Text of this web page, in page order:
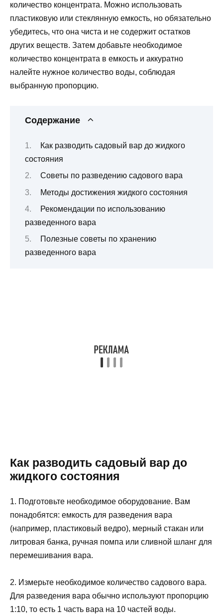
количество концентрата. Можно использовать
пластиковую или стеклянную емкость, но обязательно
убедитесь, что она чиста и не содержит остатков
других веществ. Затем добавьте необходимое
количество концентрата в емкость и аккуратно
налейте нужное количество воды, соблюдая
выбранную пропорцию.
Содержание
Как разводить садовый вар до жидкого
состояния
Советы по разведению садового вара
Методы достижения жидкого состояния
Рекомендации по использованию
разведенного вара
Полезные советы по хранению
разведенного вара
Как разводить садовый вар до
жидкого состояния
1. Подготовьте необходимое оборудование. Вам
понадобятся: емкость для разведения вара
(например, пластиковый ведро), мерный стакан или
литровая банка, ручная помпа или сливной шланг для
перемешивания вара.
2. Измерьте необходимое количество садового вара.
Для разведения вара обычно используют пропорцию
1:10, то есть 1 часть вара на 10 частей воды.